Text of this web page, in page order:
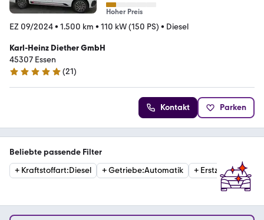
Hoher Preis
EZ 09/2024• 1.500 km • 110 kW (150 PS) • Diesel
Karl-Heinz Diether GmbH
45307 Essen
5 Sterne
(21)
Kontakt Parken
Beliebte passende Filter
+ Kraftstoffart:Diesel +Getriebe:Automatik + Erstzulassung